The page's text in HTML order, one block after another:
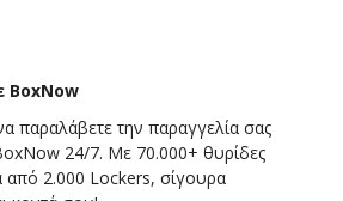
BoxNow
παραλάβετε την παραγγελία σας
24/7. Με 70.000+ θυρίδες
από 2.000 Lockers, σίγουρα